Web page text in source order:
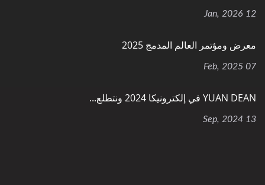
12 Jan, 2026
معرض ومؤتمر العالم المدمج 2025
07 Feb, 2025
YUAN DEAN في إلكترونيكا 2024 ونتطلع...
13 Sep, 2024